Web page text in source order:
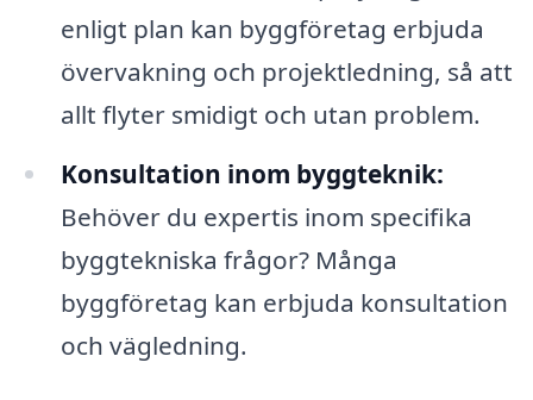
enligt plan kan byggföretag erbjuda
övervakning och projektledning, så att
allt flyter smidigt och utan problem.
Konsultation inom byggteknik:
Behöver du expertis inom specifika
byggtekniska frågor? Många
byggföretag kan erbjuda konsultation
och vägledning.